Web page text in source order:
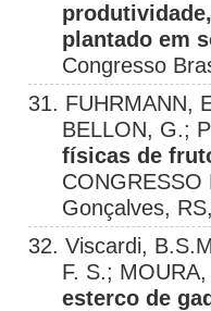
plantado em
Congresso
31. FUHRMANN,
BELLON, G.;
físicas de
CONGRESSO
Gonçalves,
32. Viscardi,
F. S.;
esterco de